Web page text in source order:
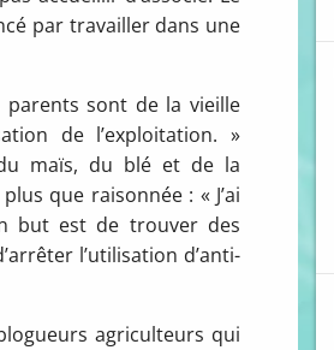
par travailler dans une
parents sont de la vieille
de l’exploitation. »
maïs, du blé et de la
que raisonnée : « J’ai
but est de trouver des
l’utilisation d’anti-
agriculteurs qui